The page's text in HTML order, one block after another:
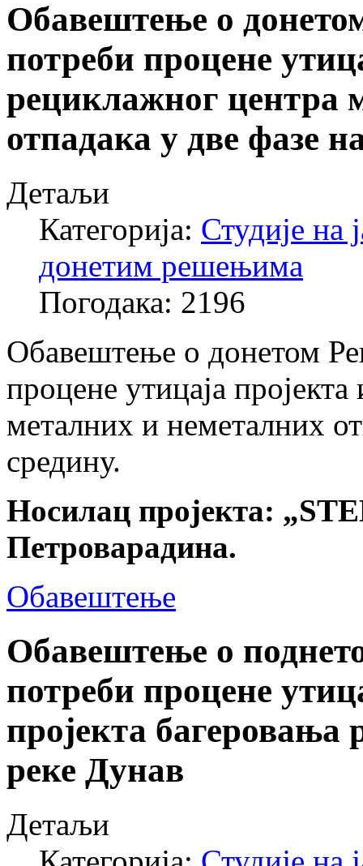
Обавештење о
потреби процене
рециклажног центра
отпадака у две фазе
Детаљи
Категорија: Студије на
донетим решењима
Погодака: 2196
Обавештење о донетом
процене утицаја
металних и неметалних
средину.
Носилац пројекта:
Петроварадина.
Обавештење
Обавештење о
потреби процене
пројекта багеровања
реке Дунав
Детаљи